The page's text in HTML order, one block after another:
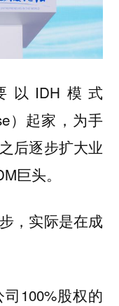
以IDH模式
）起家，为手
后逐步扩大业
巨头。
，实际是在成
100%股权的